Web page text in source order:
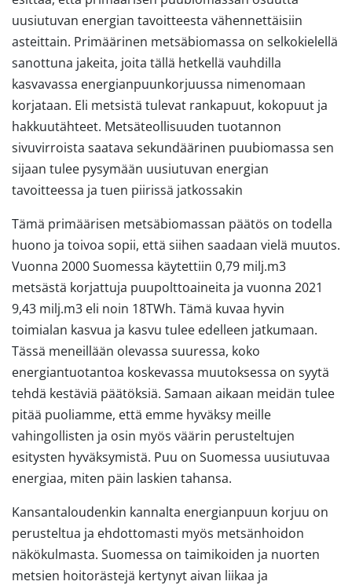
uusiutuvan energian tavoitteesta vähennettäisiin
asteittain. Primäärinen metsäbiomassa on selkokielellä
sanottuna jakeita, joita tällä hetkellä vauhdilla
kasvavassa energianpuunkorjuussa nimenomaan
korjataan. Eli metsistä tulevat rankapuut, kokopuut ja
hakkuutähteet. Metsäteollisuuden tuotannon
sivuvirroista saatava sekundäärinen puubiomassa sen
sijaan tulee pysymään uusiutuvan energian
tavoitteessa ja tuen piirissä jatkossakin
Tämä primäärisen metsäbiomassan päätös on todella
huono ja toivoa sopii, että siihen saadaan vielä muutos.
Vuonna 2000 Suomessa käytettiin 0,79 milj.m3
metsästä korjattuja puupolttoaineita ja vuonna 2021
9,43 milj.m3 eli noin 18TWh. Tämä kuvaa hyvin
toimialan kasvua ja kasvu tulee edelleen jatkumaan.
Tässä meneillään olevassa suuressa, koko
energiantuotantoa koskevassa muutoksessa on syytä
tehdä kestäviä päätöksiä. Samaan aikaan meidän tulee
pitää puoliamme, että emme hyväksy meille
vahingollisten ja osin myös väärin perusteltujen
esitysten hyväksymistä. Puu on Suomessa uusiutuvaa
energiaa, miten päin laskien tahansa.
Kansantaloudenkin kannalta energianpuun korjuu on
perusteltua ja ehdottomasti myös metsänhoidon
näkökulmasta. Suomessa on taimikoiden ja nuorten
metsien hoitorästejä kertynyt aivan liikaa ja